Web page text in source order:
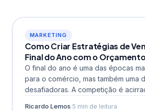
MARKETING
Como Criar Estratégias de
Final do Ano com o
Ally
O final do ano é uma das épocas
para o comércio, mas também uma
desafiadoras. A competição é
Ricardo Lemos·5 min de leitura